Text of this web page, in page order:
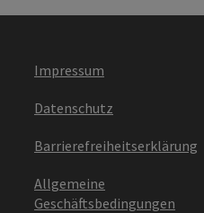
Impressum
Datenschutz
Barrierefreiheitserklärung
Allgemeine
Geschäftsbedingungen